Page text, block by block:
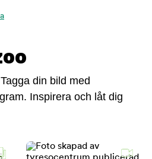
din bild med
Inspirera och låt dig